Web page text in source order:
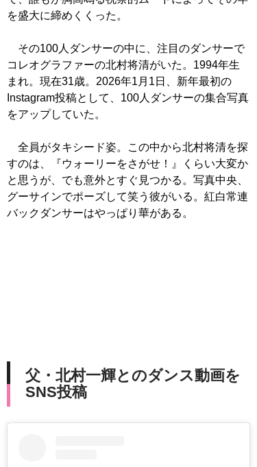
を盛大に締めくくった。
その100人ダンサーの中に、注目のダンサーで
コレオグラファーの北村将清がいた。1994年生
まれ。現在31歳。2026年1月1日、新年最初の
Instagram投稿として、100人ダンサーの集合写真
をアップしていた。
全員がタキシード姿。この中から北村将清を探
すのは、『ウォーリーをさがせ！』くらい大変か
と思うが、でも意外とすぐ見つかる。写真中央、
グーサインでポーズして笑う彼がいる。紅白常連
バックダンサーはやっぱり華がある。
父・北村一輝とのダンス動画を
SNS投稿